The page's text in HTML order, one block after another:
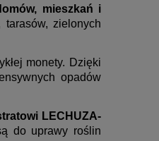
mieszkań i
zielonych
monety. Dzięki
opadów
LECHUZA-
do uprawy roślin